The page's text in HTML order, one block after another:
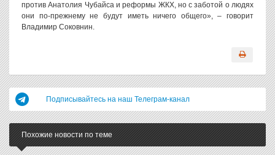
против Анатолия Чубайса и реформы ЖКХ, но с заботой о людях
они по-прежнему не будут иметь ничего общего», – говорит
Владимир Соковнин.
Подписывайтесь на наш Телеграм-канал
Похожие новости по теме